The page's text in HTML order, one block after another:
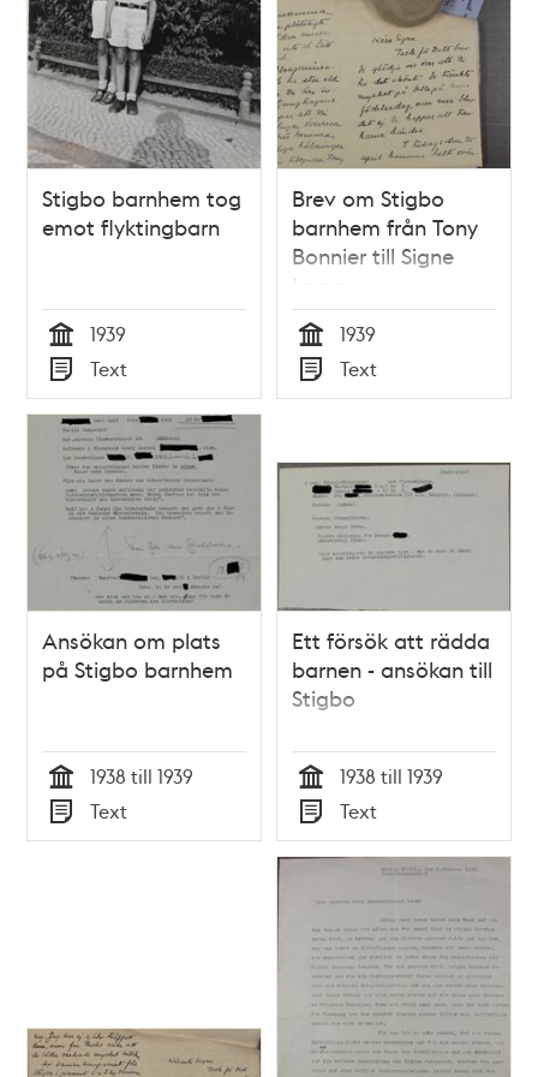
Stigbo barnhem tog
emot flyktingbarn
Tid
1939
Typ
Text
Brev om Stigbo
barnhem från Tony
Bonnier till Signe
Lamm
Tid
1939
Typ
Text
Ansökan om plats
på Stigbo barnhem
Tid
1938 till 1939
Typ
Text
Ett försök att rädda
barnen - ansökan till
Stigbo
Tid
1938 till 1939
Typ
Text